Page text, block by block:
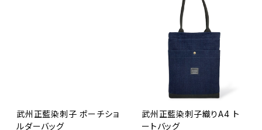
武州正藍染刺子 ポーチショ
ルダーバッグ
武州正藍染刺子織りA4 ト
ートバッグ